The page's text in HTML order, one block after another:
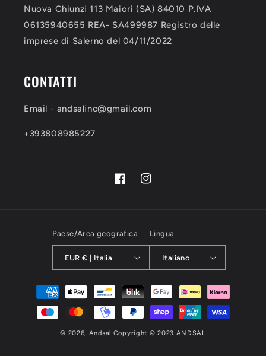
Nuova Chiunzi 113 Maiori (SA) 84010 P.IVA
06135940655 REA- SA499987 Registro delle
imprese di Salerno del 04/11/2022
CONTATTI
Email - andsalinc@gmail.com
+393808985227
FacebookInstagram
Paese/Area geografica
EUR € | Italia
Lingua
Italiano
Metodi
pagamento
© 2026, Andsal Copyright © 2023 ANDSAL